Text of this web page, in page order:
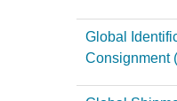
Global
Consignment